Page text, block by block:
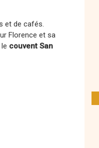
et de cafés.
Florence et sa
couvent San